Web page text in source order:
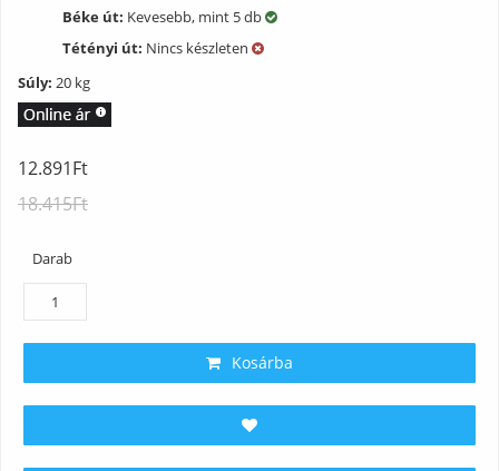
Béke út: Kevesebb, mint 5 db
Tétényi út: Nincs készleten
Súly: 20 kg
12.891Ft
18.415Ft
Darab
Kosárba